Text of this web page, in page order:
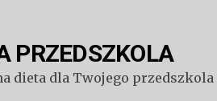
PRZEDSZKOLA
dieta dla Twojego przedszkola